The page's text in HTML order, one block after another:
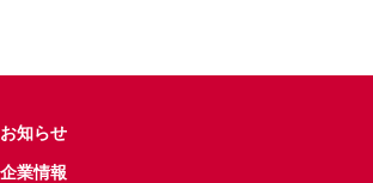
お知らせ
企業情報